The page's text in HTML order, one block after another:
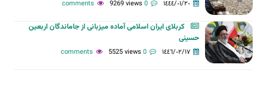
١٤٤٤/٠١/٢٠ 0 comments
9269 views
کربلای ایران اسلامی آماده میزبانی از جاماندگان اربعین
حسینی
١٤٤٦/٠٢/١٧ 0 comments
5525 views